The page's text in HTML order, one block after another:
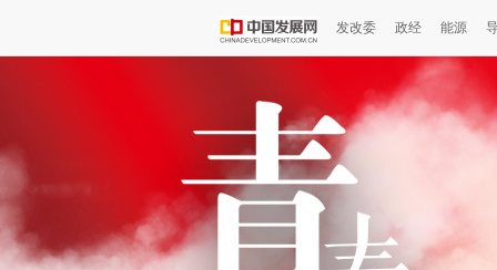
发改委 政经 能源